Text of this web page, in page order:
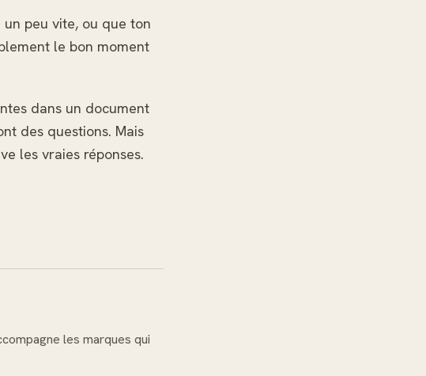
peu vite, ou que ton
le bon moment
dans un document
des questions. Mais
les vraies réponses.
les marques qui